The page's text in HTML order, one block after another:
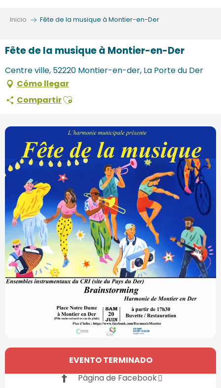
Inicio Fête de la musique à Montier-en-Der
Fête de la musique à Montier-en-Der
Centre ville, 52220 Montier-en-der, La Porte du Der
Cómo llegar
CompartirAjouter aux favoris
Horarios y datos de contacto
EVENTO TERMINADO
Página de Facebook